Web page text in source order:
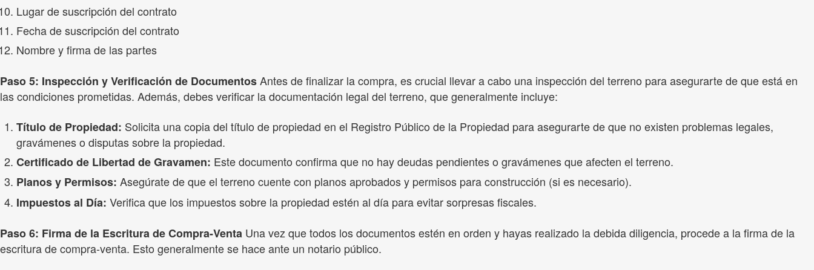
Lugar de suscripción del contrato
Fecha de suscripción del contrato
Nombre y firma de las partes
Paso 5: Inspección y Verificación de DocumentosAntes de finalizar la compra, es crucial llevar a cabo una inspección del terreno para asegurarte de que está en
las condiciones prometidas. Además, debes verificar la documentación legal del terreno, que generalmente incluye:
Título de Propiedad: Solicita una copia del título de propiedad en el Registro Público de la Propiedad para asegurarte de que no existen problemas legales,
gravámenes o disputas sobre la propiedad.
Certificado de Libertad de Gravamen: Este documento confirma que no hay deudas pendientes o gravámenes que afecten el terreno.
Planos y Permisos: Asegúrate de que el terreno cuente con planos aprobados y permisos para construcción (si es necesario).
Impuestos al Día: Verifica que los impuestos sobre la propiedad estén al día para evitar sorpresas fiscales.
Paso 6: Firma de la Escritura de Compra-Venta Una vez que todos los documentos estén en orden y hayas realizado la debida diligencia, procede a la firma de la
escritura de compra-venta. Esto generalmente se hace ante un notario público.